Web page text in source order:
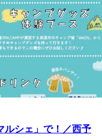
ルシェ」で！／西予